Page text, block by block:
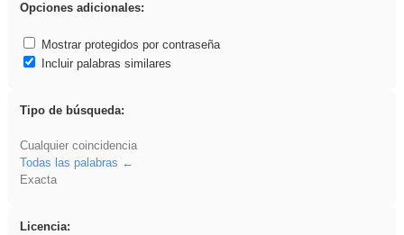
Opciones adicionales:
Mostrar protegidos por contraseña
Incluir palabras similares
Tipo de búsqueda:
Cualquier coincidencia
Todas las palabras
Exacta
Licencia: